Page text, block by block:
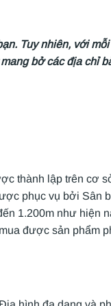
Tuy nhiên, với
bở các địa chỉ
thành lập trên cơ
phục vụ bởi Sân
1.200m như hiện
được sản phẩm